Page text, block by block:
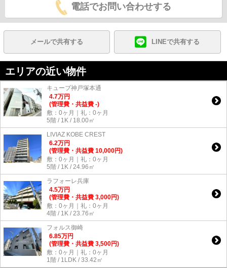
電話でお問い合わせする
メールで共有する LINEで共有する
エリアの近い物件
キューブ神戸塚本通
4.7万円
(管理費・共益費 -)
敷：0ヶ月｜礼：0ヶ月
5階 / 1K / 18.00㎡
LIVIAZ KOBE CREST
6.2万円
(管理費・共益費 10,000円)
敷：0ヶ月｜礼：0ヶ月
5階 / 1K / 24.96㎡
ラフォーレ兵庫
4.5万円
(管理費・共益費 3,000円)
敷：0ヶ月｜礼：0ヶ月
4階 / 1K / 23.76㎡
フォルス御崎
6.85万円
(管理費・共益費 3,500円)
敷：0ヶ月｜礼：0ヶ月
1階 / 1LDK / 33.42㎡